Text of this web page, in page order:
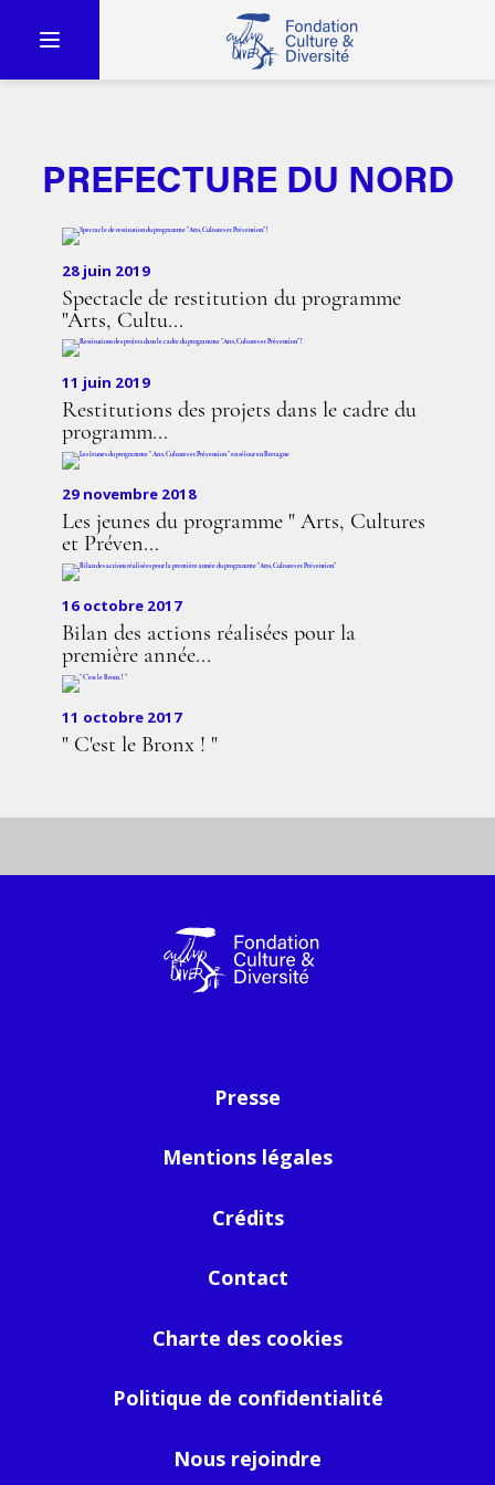
PREFECTURE DU NORD
28 juin 2019
Spectacle de restitution du programme
"Arts, Cultu...
11 juin 2019
Restitutions des projets dans le cadre du
programm...
29 novembre 2018
Les jeunes du programme " Arts, Cultures
et Préven...
16 octobre 2017
Bilan des actions réalisées pour la
première année...
11 octobre 2017
" C'est le Bronx ! "
Presse
Mentions légales
Crédits
Contact
Charte des cookies
Politique de confidentialité
Nous rejoindre